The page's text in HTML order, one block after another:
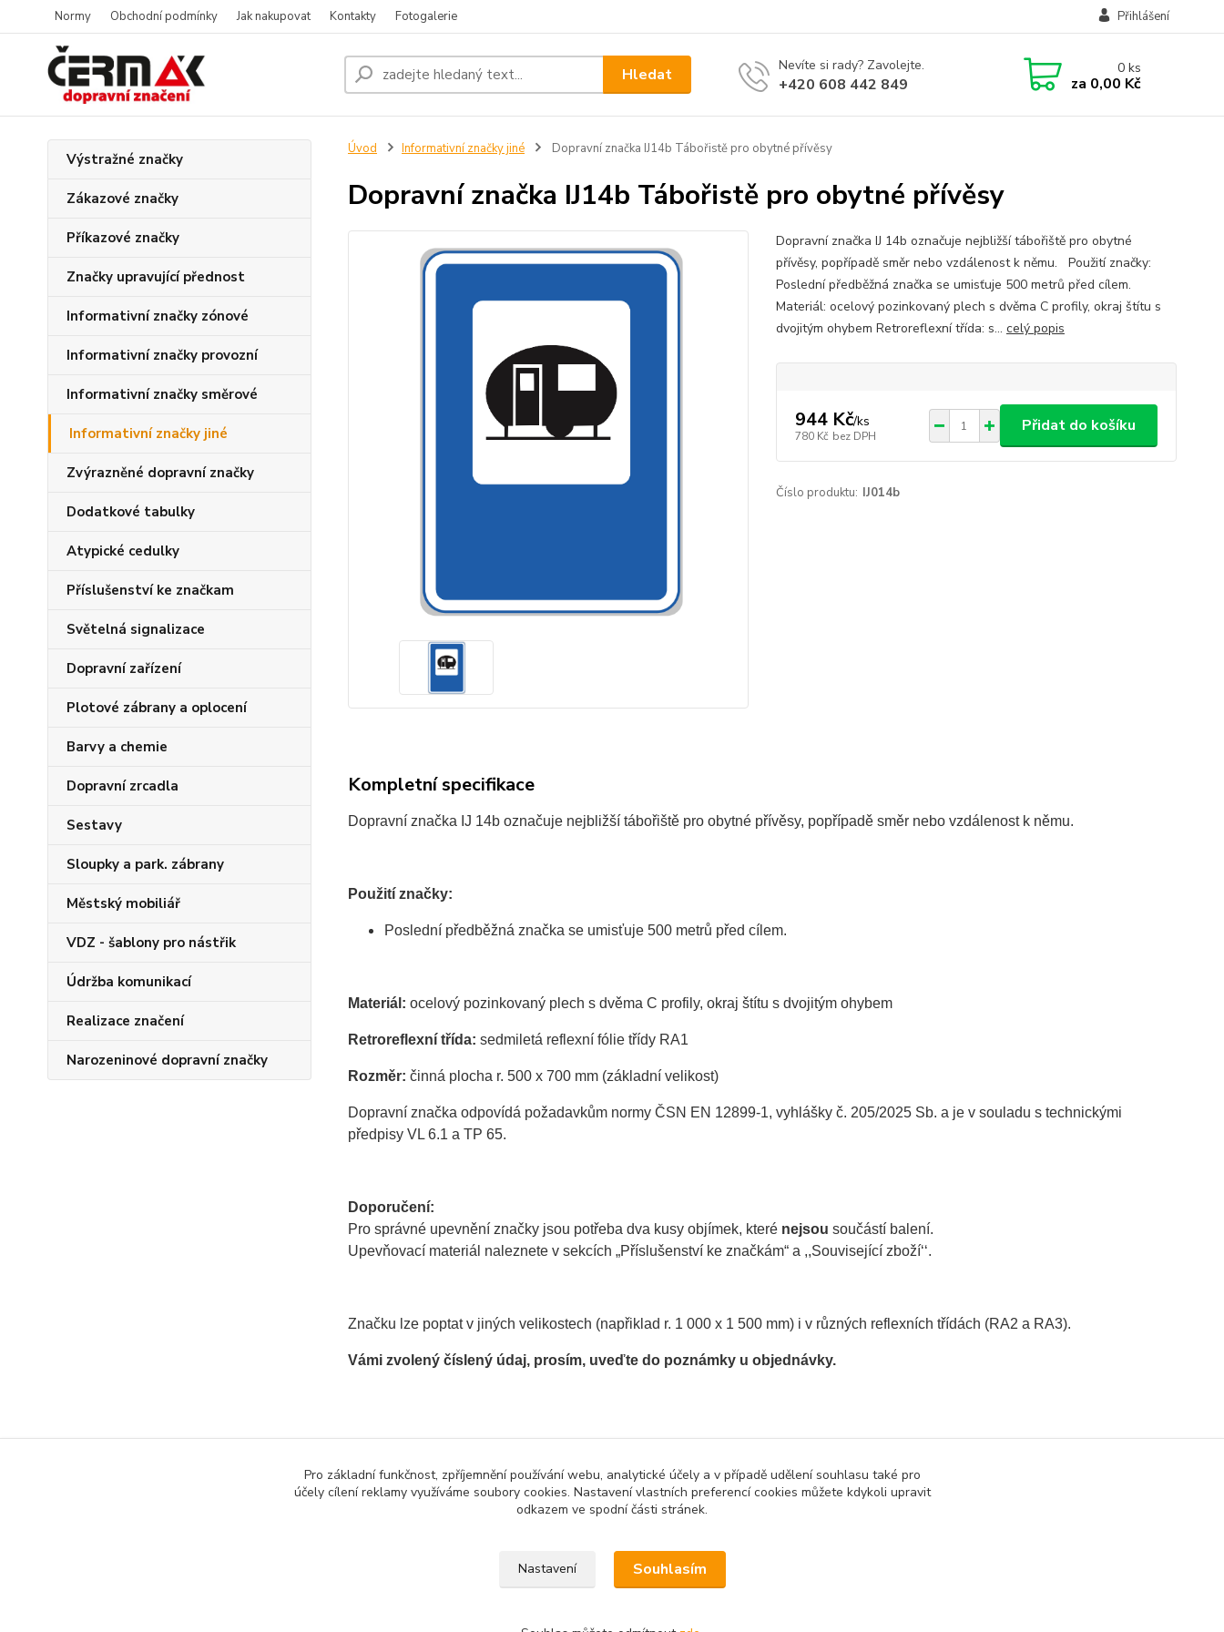
Normy Obchodní podmínky Jak nakupovat Kontakty Fotogalerie Přihlášení
Hledat Nevíte si rady? Zavolejte.
+420 608 442 849
0ks
za 0,00 Kč
Výstražné značky
Zákazové značky
Příkazové značky
Značky upravující přednost
Informativní značky zónové
Informativní značky provozní
Informativní značky směrové
Informativní značky jiné
Zvýrazněné dopravní značky
Dodatkové tabulky
Atypické cedulky
Příslušenství ke značkam
Světelná signalizace
Dopravní zařízení
Plotové zábrany a oplocení
Barvy a chemie
Dopravní zrcadla
Sestavy
Sloupky a park. zábrany
Městský mobiliář
VDZ - šablony pro nástřik
Údržba komunikací
Realizace značení
Narozeninové dopravní značky
Úvod Informativní značky jiné Dopravní značka IJ14b Tábořistě pro obytné přívěsy
Dopravní značka IJ14b Tábořistě pro obytné přívěsy
Dopravní značka IJ 14b označuje nejbližší tábořiště pro obytné
přívěsy, popřípadě směr nebo vzdálenost k němu. Použití značky:
Poslední předběžná značka se umisťuje 500 metrů před cílem.
Materiál: ocelový pozinkovaný plech s dvěma C profily, okraj štítu s
dvojitým ohybem Retroreflexní třída: s... celý popis
944 Kč/ks
780 Kč bez DPH
Přidat do košíku
Číslo produktu: IJ014b
Kompletní specifikace
Dopravní značka IJ 14b označuje nejbližší tábořiště pro obytné přívěsy, popřípadě směr nebo vzdálenost k němu.
Použití značky:
Poslední předběžná značka se umisťuje 500 metrů před cílem.
Materiál: ocelový pozinkovaný plech s dvěma C profily, okraj štítu s dvojitým ohybem
Retroreflexní třída: sedmiletá reflexní fólie třídy RA1
Rozměr: činná plocha r. 500 x 700 mm (základní velikost)
Dopravní značka odpovídá požadavkům normy ČSN EN 12899-1, vyhlášky č. 205/2025 Sb. a je v souladu s technickými
předpisy VL 6.1 a TP 65.
Doporučení:
Pro správné upevnění značky jsou potřeba dva kusy objímek, které nejsou součástí balení.
Upevňovací materiál naleznete v sekcích „Příslušenství ke značkám“ a ,,Související zboží‘‘.
Značku lze poptat v jiných velikostech (napřiklad r. 1 000 x 1 500 mm) i v různých reflexních třídách (RA2 a RA3).
Vámi zvolený číslený údaj, prosím, uveďte do poznámky u objednávky.
Zboží zařazeno v kategoriích
Informativní značky jiné
Pro základní funkčnost, zpříjemnění používání webu, analytické účely a v případě udělení souhlasu také pro
účely cílení reklamy využíváme soubory cookies. Nastavení vlastních preferencí cookies můžete kdykoli upravit
odkazem ve spodní části stránek.
Nastavení Souhlasím